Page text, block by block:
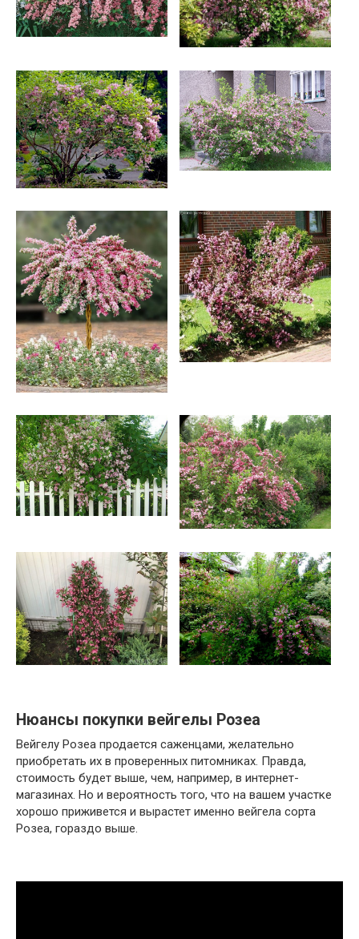
Нюансы покупки вейгелы Розеа
Вейгелу Розеа продается саженцами, желательно
приобретать их в проверенных питомниках. Правда,
стоимость будет выше, чем, например, в интернет-
магазинах. Но и вероятность того, что на вашем участке
хорошо приживется и вырастет именно вейгела сорта
Розеа, гораздо выше.